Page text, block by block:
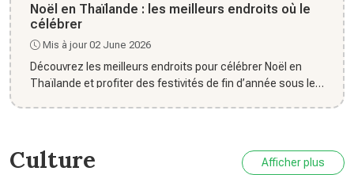
Noël en Thaïlande : les meilleurs endroits où le
célébrer
Mis à jour 02 June 2026
Découvrez les meilleurs endroits pour célébrer Noël en
Thaïlande et profiter des festivités de fin d’année sous les
Culture Afficher plus